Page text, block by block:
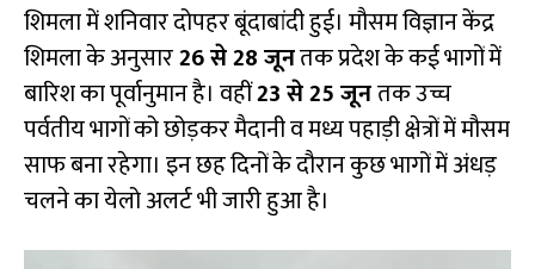
शिमला में शनिवार दोपहर बूंदाबांदी हुई। मौसम विज्ञान केंद्र
शिमला के अनुसार26 से 28 जूनतक प्रदेश के कई भागों में
बारिश का पूर्वानुमान है। वहीं23 से 25 जूनतक उच्च
पर्वतीय भागों को छोड़कर मैदानी व मध्य पहाड़ी क्षेत्रों में मौसम
साफ बना रहेगा। इन छह दिनों के दौरान कुछ भागों में अंधड़
चलने का येलो अलर्ट भी जारी हुआ है।